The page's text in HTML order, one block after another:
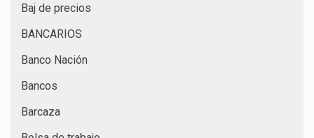
Baj de precios
BANCARIOS
Banco Nación
Bancos
Barcaza